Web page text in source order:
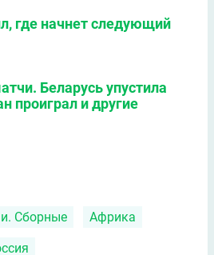
где начнет следующий
Беларусь упустила
проиграл и другие
Сборные Африка